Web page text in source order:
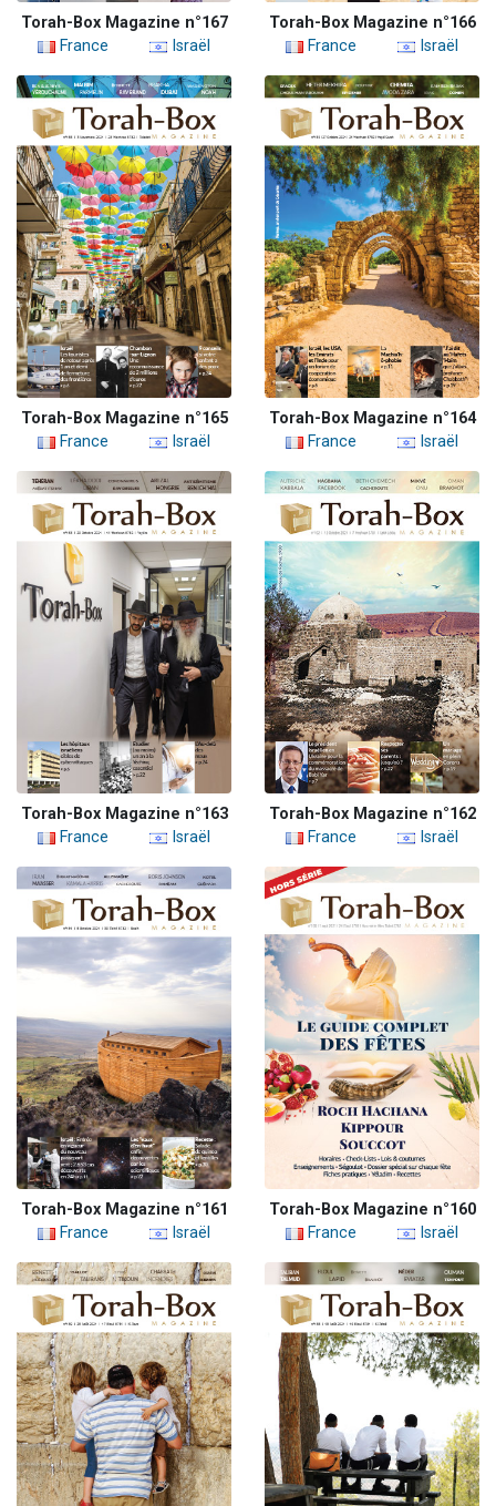
Torah-Box Magazine n°167
France
Israël
Torah-Box Magazine n°166
France
Israël
Torah-Box Magazine n°165
France
Israël
Torah-Box Magazine n°164
France
Israël
Torah-Box Magazine n°163
France
Israël
Torah-Box Magazine n°162
France
Israël
Torah-Box Magazine n°161
France
Israël
Torah-Box Magazine n°160
France
Israël